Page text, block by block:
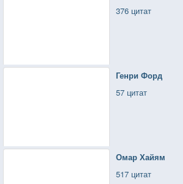
376 цитат
Генри Форд
57 цитат
Омар Хайям
517 цитат